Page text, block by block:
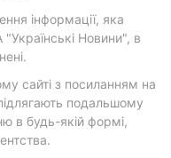
інформації, яка
"Українські Новини", в
сайті з посиланням на
подальшому
в будь-якій формі,